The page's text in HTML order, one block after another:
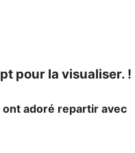
pour la visualiser. !
ont adoré repartir avec